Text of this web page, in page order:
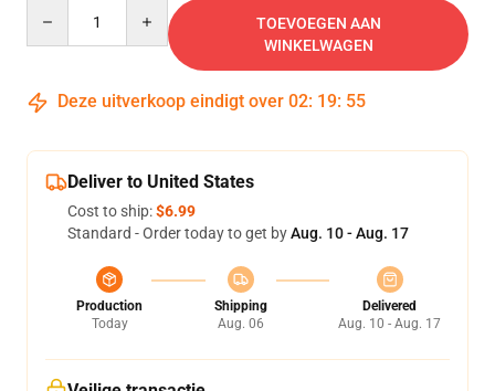
TOEVOEGEN AAN
WINKELWAGEN
Deze uitverkoop eindigt over 02: 19: 54
Deliver to United States
Cost to ship:$6.99
Standard - Order today to get byAug. 10 - Aug. 17
Production
Today
Shipping
Aug. 06
Delivered
Aug. 10 - Aug. 17